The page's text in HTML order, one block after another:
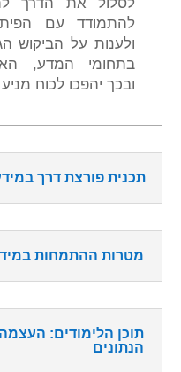
להתמודד עם
ולענות על הביקוש
בתחומי המדע,
ובכך יהפכו לכוח
תכנית פורצת דרך
מטרות ההתמחות
תוכן הלימודים:
הנתונים